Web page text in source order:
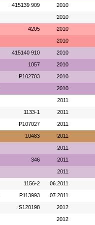
415139 909 2010
2010
4205 2010
2010
415140 910 2010
1057 2010
P102703 2010
2010
2011
1133-1 2011
P107027 2011
10483 2011
2011
346 2011
2011
1156-2 06.2011
P113993 07.2011
S120198 2012
2012